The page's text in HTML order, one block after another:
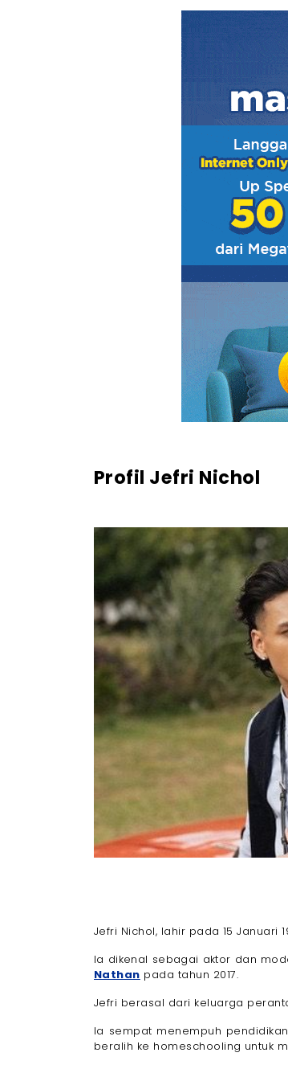
- 11. DreadOut (2019)
- 12. Hit & Run (2019)
- 13. Bebas (2019)
- 14. Habibie & Ainun 3 (2019)
- 15. Seperti Hujan yang
- 17. Dear Nathan: Thank
- 18. Jakarta vs Everybody
- 19. My Sassy Girl (2022)
- 20. Jailangkung:
- 21. Sri Asih (2022)
- 22. Tulah 6/13 (2022)
- 23. Why Do You Love Me
- 24. Mohon Doa Restu
- 25. Ali Topan (2024)
Mau Nonton Film, Tapi
Profil Jefri Nichol
Jefri Nichol, lahir pada 15 Januari
Ia dikenal sebagai aktor dan
Nathan pada tahun 2017.
Jefri berasal dari keluarga
Ia sempat menempuh
beralih ke homeschooling untuk